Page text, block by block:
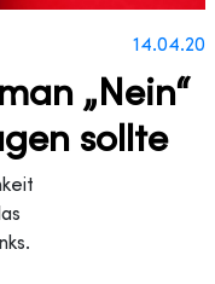
14.04.20
„Nein“
sollte